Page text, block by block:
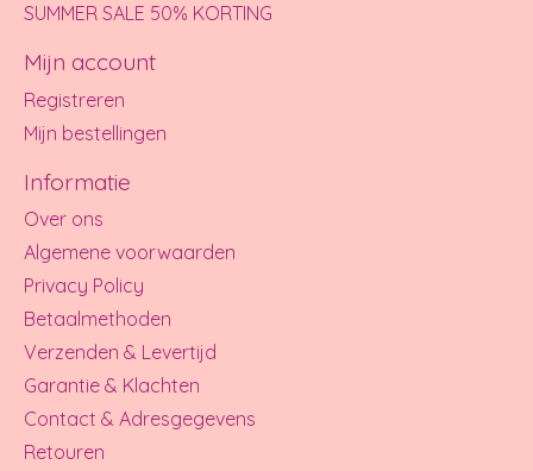
SUMMER SALE 50% KORTING
Mijn account
Registreren
Mijn bestellingen
Informatie
Over ons
Algemene voorwaarden
Privacy Policy
Betaalmethoden
Verzenden & Levertijd
Garantie & Klachten
Contact & Adresgegevens
Retouren